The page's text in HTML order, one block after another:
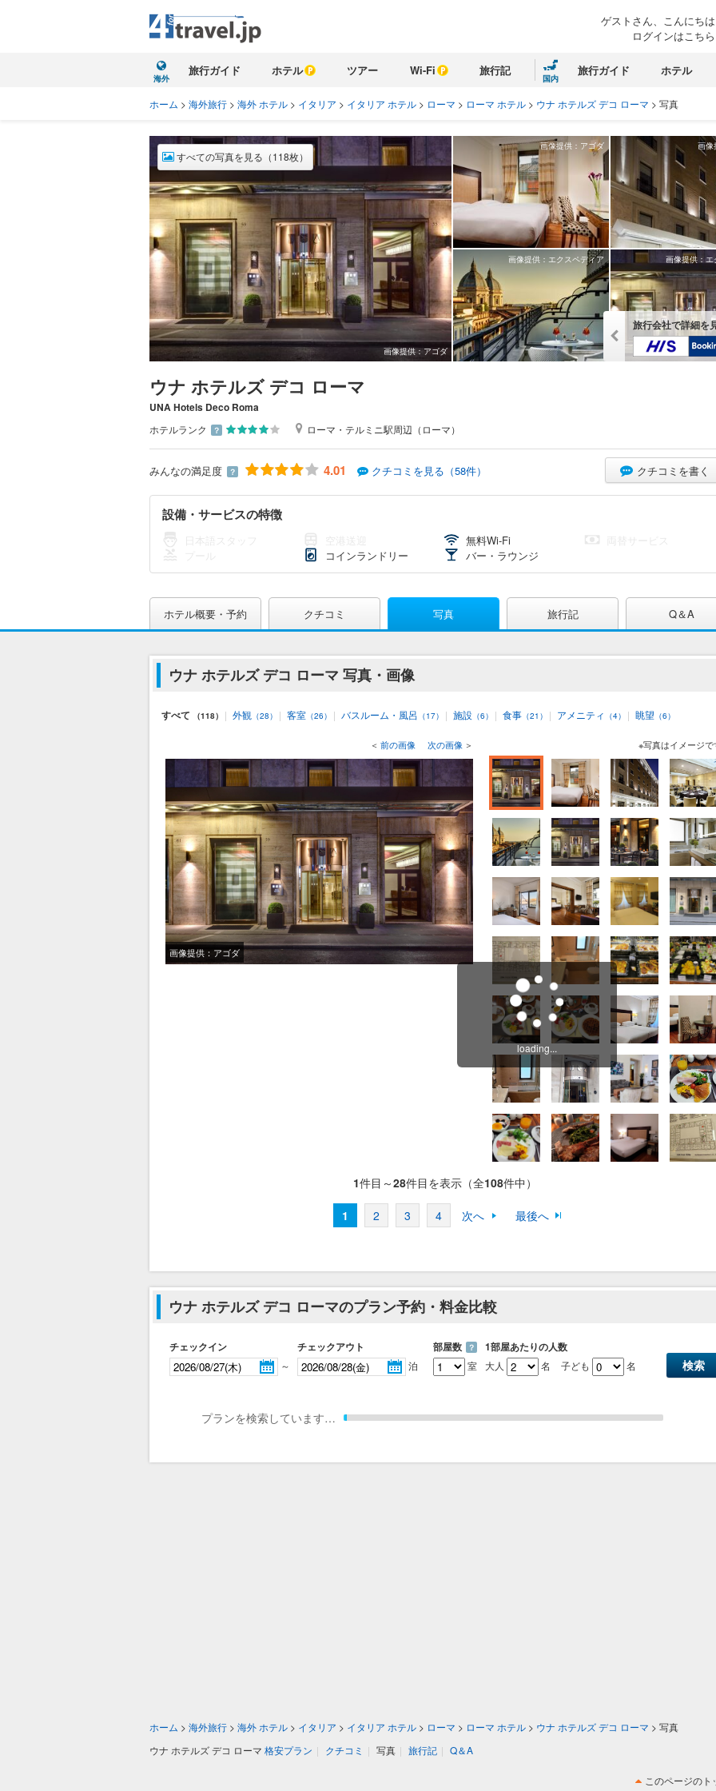
ゲストさん、こんにちは
ログインはこちら
海外
旅行ガイド ホテル ツアー Wi-Fi 旅行記
国内
旅行ガイド ホテル
ホーム > 海外旅行 > 海外 ホテル > イタリア > イタリア ホテル > ローマ > ローマ ホテル > ウナ ホテルズ デコ ローマ > 写真
画像提供：アゴダ
すべての写真を見る（118枚）
画像提供：アゴダ 画像
画像提供：エクスペディア 画像提供：
旅行会社で詳細を
ウナ ホテルズ デコ ローマ
UNA Hotels Deco Roma
ホテルランク ？ ローマ・テルミニ駅周辺（ローマ）
みんなの満足度 ？ 4.01 クチコミを見る（58件） クチコミを書く
設備・サービスの特徴
無料Wi-Fi
コインランドリー バー・ラウンジ
ホテル概要・予約 クチコミ 写真 旅行記 Q＆A
ウナ ホテルズ デコ ローマ 写真・画像
すべて （118） | 外観 （28） | 客室 （26） | バスルーム・風呂 （17） | 施設 （6） | 食事 （21） | アメニティ （4） | 眺望 （6）
＜ 前の画像 次の画像 ＞
画像提供：アゴダ
※写真はイメージで
1件目～28件目を表示（全108件中）
1 2 3 4 次へ 最後へ
ウナ ホテルズ デコ ローマのプラン予約・料金比較
チェックイン
～
チェックアウト
泊
部屋数 ？
室
1部屋あたりの人数
大人 名 子ども 名
プランを検索しています…
loading...
ホーム > 海外旅行 > 海外 ホテル > イタリア > イタリア ホテル > ローマ > ローマ ホテル > ウナ ホテルズ デコ ローマ > 写真
ウナ ホテルズ デコ ローマ 格安プラン | クチコミ | 写真 | 旅行記 | Q＆A
このページのト